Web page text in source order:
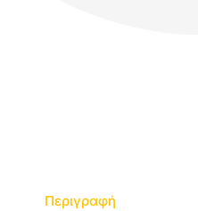
Περιγραφή